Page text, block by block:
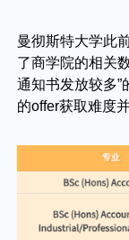
曼彻斯特大学此
了商学院的相关
通知书发放较多”
的offer获取难度并